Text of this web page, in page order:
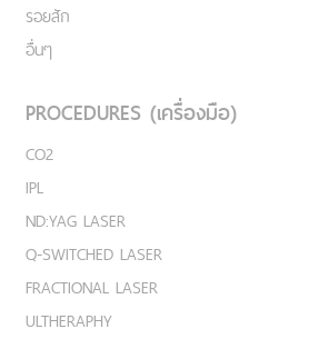
รอยสัก
อื่นๆ
PROCEDURES (เครื่องมือ)
CO2
IPL
ND:YAG LASER
Q-SWITCHED LASER
FRACTIONAL LASER
ULTHERAPHY